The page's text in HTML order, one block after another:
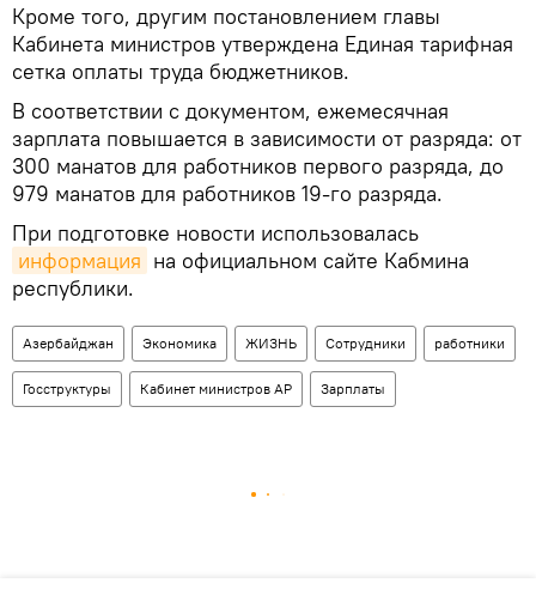
Кроме того, другим постановлением главы
Кабинета министров утверждена Единая тарифная
сетка оплаты труда бюджетников.
В соответствии с документом, ежемесячная
зарплата повышается в зависимости от разряда: от
300 манатов для работников первого разряда, до
979 манатов для работников 19-го разряда.
При подготовке новости использовалась
информация на официальном сайте Кабмина
республики.
Азербайджан Экономика ЖИЗНЬ Сотрудники работники
Госструктуры Кабинет министров АР Зарплаты